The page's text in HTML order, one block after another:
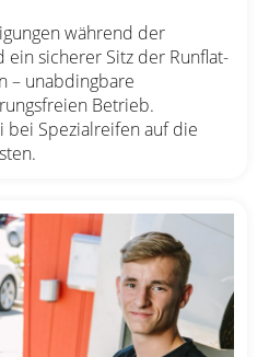
während der
sicherer Sitz der Runflat-
– unabdingbare
Betrieb.
bei Spezialreifen auf die